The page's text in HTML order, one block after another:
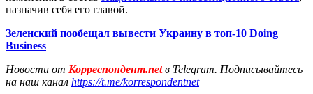
назначив себя его главой.
Зеленский пообещал вывести Украину в топ-10 Doing
Business
Новости от Корреспондент.netв Telegram. Подписывайтесь
на наш канал https://t.me/korrespondentnet